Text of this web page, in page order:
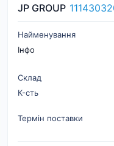
JP GROUP
Найменування
Інфо
Склад
К-cть
Термін поставки